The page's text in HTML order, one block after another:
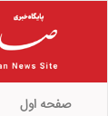
صفحه اول